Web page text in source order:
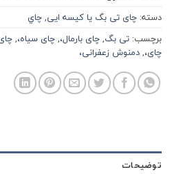
دسته: چای تی بگ یا کیسه ایی,چاي
برچسب: تی بگ,چای بارمال،,چای سیاه،,
چای،,دمنوش زعفرانی،
توضیحات